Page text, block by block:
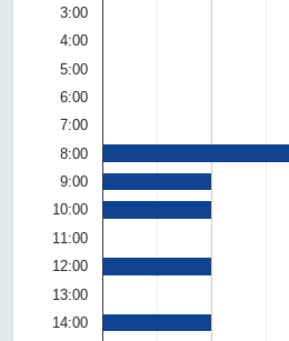
3:00
4:00
5:00
6:00
7:00
8:00
9:00
10:00
11:00
12:00
13:00
14:00